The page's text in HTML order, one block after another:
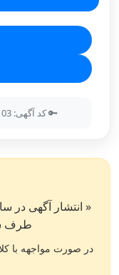
🔑 کد آگهی: 401979862488549236657320715103
طرف سایت
در صورت مواجهه با